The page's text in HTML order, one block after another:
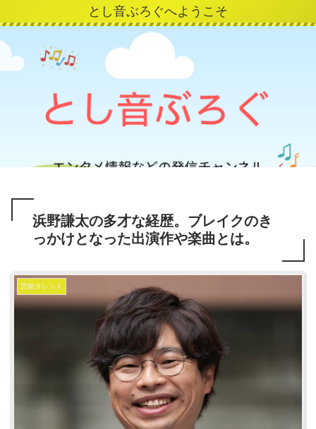
とし音ぶろぐへようこそ
浜野謙太の多才な経歴。ブレイクのき
っかけとなった出演作や楽曲とは。
芸能タレント